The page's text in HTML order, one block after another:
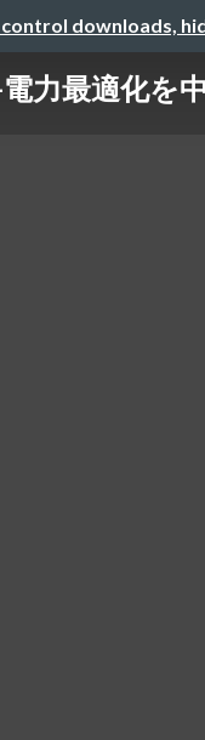
downloads,
力最適化を